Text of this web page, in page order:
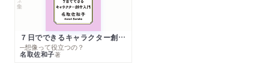
７日でできるキャラクター創作入門
─想像って役立つの？
名取佐和子著